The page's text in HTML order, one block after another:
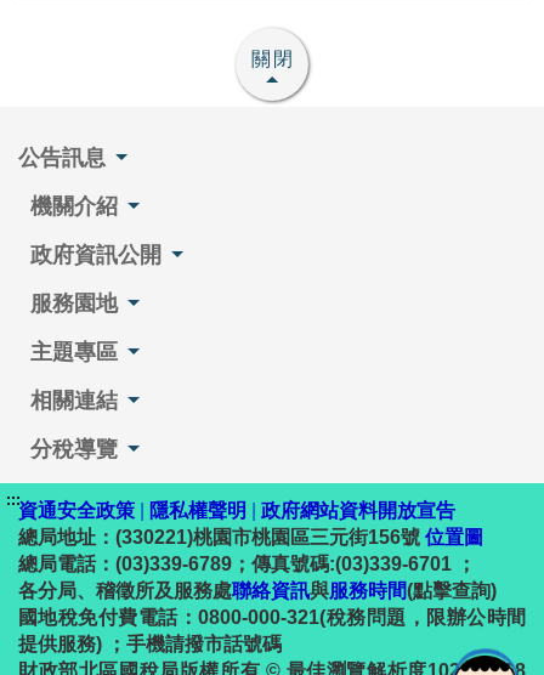
關閉
公告訊息
機關介紹
政府資訊公開
服務園地
主題專區
相關連結
分稅導覽
:::資通安全政策 隱私權聲明
政府網站資料開放宣告
總局地址：(330221)桃園市桃園區三元街156號 位置圖
總局電話：(03)339-6789；傳真號碼:(03)339-6701 ；
各分局、稽徵所及服務處聯絡資訊與服務時間(點擊查詢)
國地稅免付費電話：0800-000-321(稅務問題，限辦公時間
提供服務) ；手機請撥市話號碼
財政部北區國稅局版權所有 © 最佳瀏覽解析度1024 x 768